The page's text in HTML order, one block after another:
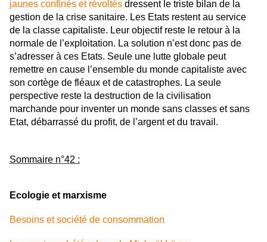
jaunes confinés et révoltés dressent le triste bilan de la
gestion de la crise sanitaire. Les Etats restent au service
de la classe capitaliste. Leur objectif reste le retour à la
normale de l’exploitation. La solution n’est donc pas de
s’adresser à ces Etats. Seule une lutte globale peut
remettre en cause l’ensemble du monde capitaliste avec
son cortège de fléaux et de catastrophes. La seule
perspective reste la destruction de la civilisation
marchande pour inventer un monde sans classes et sans
Etat, débarrassé du profit, de l’argent et du travail.
Sommaire n°42 :
Ecologie et marxisme
Besoins et société de consommation